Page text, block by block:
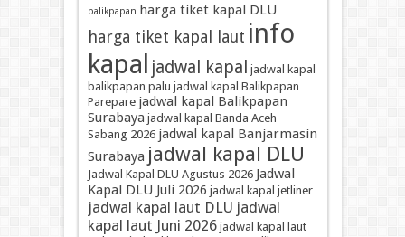
balikpapan harga tiket kapal DLU
harga tiket kapal laut info
kapal jadwal kapal jadwal kapal
balikpapan palu jadwal kapal Balikpapan
Parepare jadwal kapal Balikpapan
Surabaya jadwal kapal Banda Aceh
Sabang 2026 jadwal kapal Banjarmasin
Surabaya jadwal kapal DLU
Jadwal Kapal DLU Agustus 2026 Jadwal
Kapal DLU Juli 2026 jadwal kapal jetliner
jadwal kapal laut DLU jadwal
kapal laut Juni 2026 jadwal kapal laut